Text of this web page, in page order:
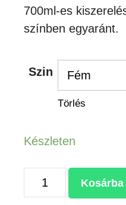
700ml-es
színben egyaránt.
Szin
Törlés
Készleten
SZUBLIMÁLHATÓ
FÉM
Kosárba